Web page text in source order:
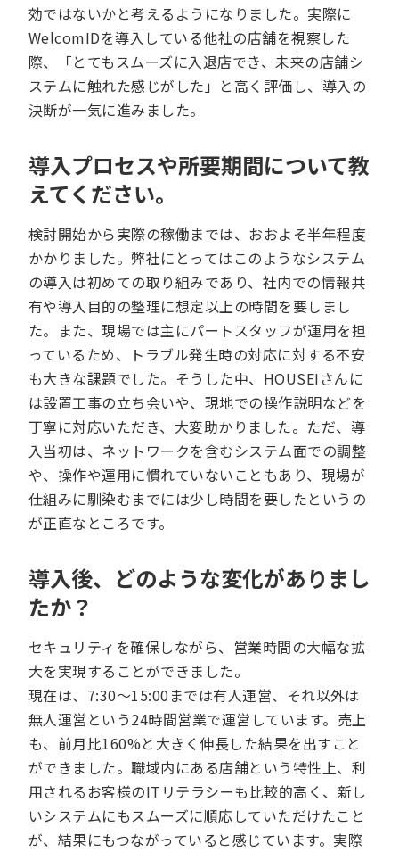
効ではないかと考えるようになりました。実際に
WelcomIDを導入している他社の店舗を視察した
際、「とてもスムーズに入退店でき、未来の店舗シ
ステムに触れた感じがした」と高く評価し、導入の
決断が一気に進みました。
導入プロセスや所要期間について教
えてください。
検討開始から実際の稼働までは、おおよそ半年程度
かかりました。弊社にとってはこのようなシステム
の導入は初めての取り組みであり、社内での情報共
有や導入目的の整理に想定以上の時間を要しまし
た。また、現場では主にパートスタッフが運用を担
っているため、トラブル発生時の対応に対する不安
も大きな課題でした。そうした中、HOUSEIさんに
は設置工事の立ち会いや、現地での操作説明などを
丁寧に対応いただき、大変助かりました。ただ、導
入当初は、ネットワークを含むシステム面での調整
や、操作や運用に慣れていないこともあり、現場が
仕組みに馴染むまでには少し時間を要したというの
が正直なところです。
導入後、どのような変化がありまし
たか？
セキュリティを確保しながら、営業時間の大幅な拡
大を実現することができました。
現在は、7:30〜15:00までは有人運営、それ以外は
無人運営という24時間営業で運営しています。売上
も、前月比160%と大きく伸長した結果を出すこと
ができました。職域内にある店舗という特性上、利
用されるお客様のITリテラシーも比較的高く、新し
いシステムにもスムーズに順応していただけたこと
が、結果にもつながっていると感じています。実際